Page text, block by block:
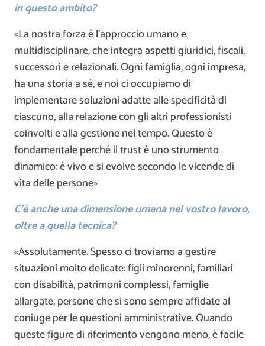
in questo ambito?
«La nostra forza è l’approccio umano e
multidisciplinare, che integra aspetti giuridici, fiscali,
successori e relazionali. Ogni famiglia, ogni impresa,
ha una storia a sé, e noi ci occupiamo di
implementare soluzioni adatte alle specificità di
ciascuno, alla relazione con gli altri professionisti
coinvolti e alla gestione nel tempo. Questo è
fondamentale perché il trust è uno strumento
dinamico: è vivo e si evolve secondo le vicende di
vita delle persone»
C’è anche una dimensione umana nel vostro lavoro,
oltre a quella tecnica?
«Assolutamente. Spesso ci troviamo a gestire
situazioni molto delicate: figli minorenni, familiari
con disabilità, patrimoni complessi, famiglie
allargate, persone che si sono sempre affidate al
coniuge per le questioni amministrative. Quando
queste figure di riferimento vengono meno, è facile